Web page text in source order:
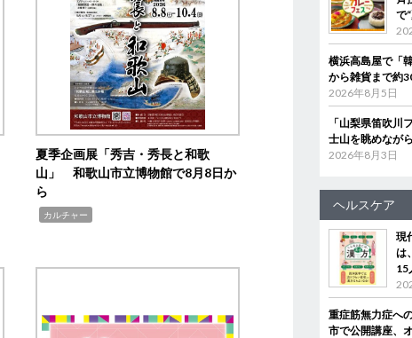
夏季企画展「秀吉・秀長と和歌
山」 和歌山市立博物館で8月8日か
ら
カルチャー
で
横浜高島屋で「
から雑貨まで約
2026年8月5日
「山梨県笛吹
士山を眺めなが
2026年8月3日
ヘルスケア
現
は
15
重症筋無力症へ
市で公開講座、